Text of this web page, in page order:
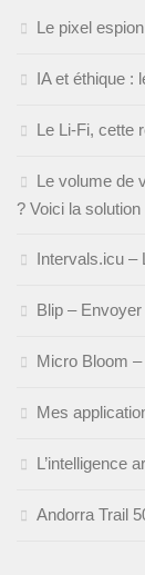
Le pixel
IA et éthique :
Le Li-Fi, cette
Le volume de
? Voici la solution
Intervals.icu –
Blip –
Micro Bloom
Mes
L’intelligence
Andorra Trail